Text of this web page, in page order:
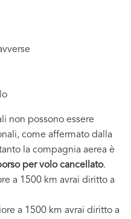
non possono essere
come affermato dalla
la compagnia aerea è
per volo cancellato.
a 1500 km avrai diritto a
a 1500 km avrai diritto a